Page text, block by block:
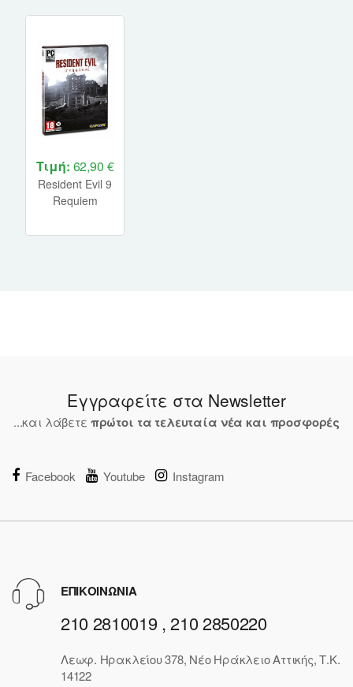
First-person Perspective
Third-person
Τιμή: 62,90 €
Resident Evil 9
Requiem
Edition PC
Εγγραφείτε στα Newsletter
...και λάβετε πρώτοι τα τελευταία νέα και προσφορές
Facebook Youtube Instagram
ΕΠΙΚΟΙΝΩΝΙΑ
210 2810019 , 210 2850220
Λεωφ. Ηρακλείου 378, Νέο Ηράκλειο Αττικής, Τ.Κ.
14122